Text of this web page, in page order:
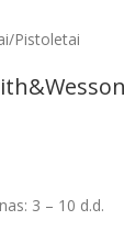
/Pistoletai
3 – 10 d.d.